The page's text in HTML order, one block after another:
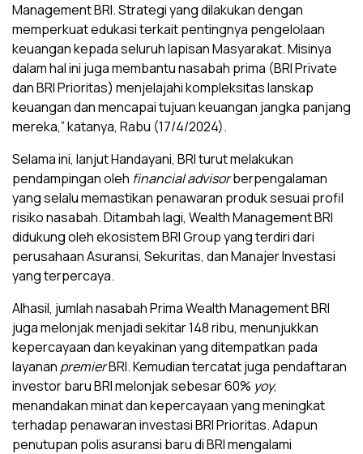
Management BRI. Strategi yang dilakukan dengan
memperkuat edukasi terkait pentingnya pengelolaan
keuangan kepada seluruh lapisan Masyarakat. Misinya
dalam hal ini juga membantu nasabah prima (BRI Private
dan BRI Prioritas) menjelajahi kompleksitas lanskap
keuangan dan mencapai tujuan keuangan jangka panjang
mereka,” katanya, Rabu (17/4/2024).
Selama ini, lanjut Handayani, BRI turut melakukan
pendampingan oleh financial advisorberpengalaman
yang selalu memastikan penawaran produk sesuai profil
risiko nasabah. Ditambah lagi, Wealth Management BRI
didukung oleh ekosistem BRI Group yang terdiri dari
perusahaan Asuransi, Sekuritas, dan Manajer Investasi
yang terpercaya.
Alhasil, jumlah nasabah Prima Wealth Management BRI
juga melonjak menjadi sekitar 148 ribu, menunjukkan
kepercayaan dan keyakinan yang ditempatkan pada
layanan premierBRI. Kemudian tercatat juga pendaftaran
investor baru BRI melonjak sebesar 60% yoy,
menandakan minat dan kepercayaan yang meningkat
terhadap penawaran investasi BRI Prioritas. Adapun
penutupan polis asuransi baru di BRI mengalami